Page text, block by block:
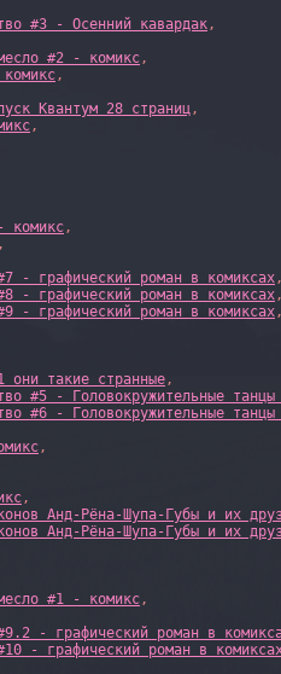
#3 - Осенний кавардак,
#2 - комикс,
,
Квантум 28 страниц,
,
комикс,
,
- графический роман в комиксах
- графический роман в комиксах
- графический роман в комиксах
они такие странные,
#5 - Головокружительные
#6 - Головокружительные
,
,
Анд-Рёна-Шупа-Губы и их
Анд-Рёна-Шупа-Губы и их
#1 - комикс,
- графический роман в
- графический роман в